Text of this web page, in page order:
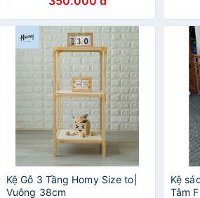
Kệ Gỗ 3 Tầng Homy Size to|
Vuông 38cm
Kệ
Tâm